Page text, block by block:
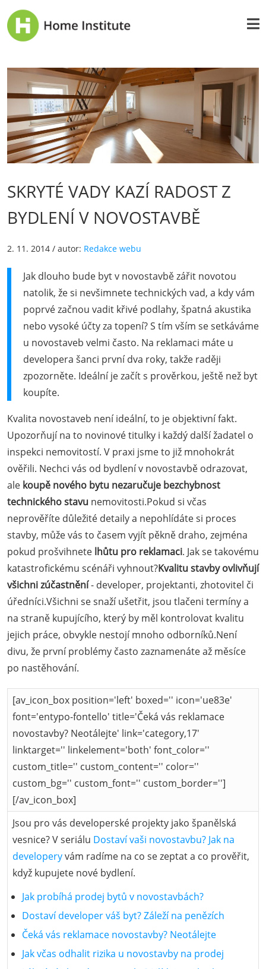
SKRYTÉ VADY KAZÍ RADOST Z
BYDLENÍ V NOVOSTAVBĚ
2. 11. 2014 / autor: Redakce webu
Jak dlouho bude byt v novostavbě zářit novotou
natolik, že si nevšimnete technických vad, a kdy vám
poprvé začnou vadit křivé podlahy, špatná akustika
nebo vysoké účty za topení? S tím vším se setkáváme
u novostaveb velmi často. Na reklamaci máte u
developera šanci první dva roky, takže raději
zpozorněte. Ideální je začít s prověrkou, ještě než byt
koupíte.
Kvalita novostaveb není ideální, to je objektivní fakt.
Upozorňují na to novinové titulky i každý další žadatel o
inspekci nemovitostí. V praxi jsme to již mnohokrát
ověřili. Nechci vás od bydlení v novostavbě odrazovat,
ale koupě nového bytu nezaručuje bezchybnost
technického stavu nemovitosti.Pokud si včas
neprověříte důležité detaily a nepohlídáte si proces
stavby, může vás to časem vyjít pěkně draho, zejména
pokud prošvihnete lhůtu pro reklamaci. Jak se takovému
katastrofickému scénáři vyhnout?Kvalitu stavby ovlivňují
všichni zúčastnění- developer, projektanti, zhotovitel či
úředníci.Všichni se snaží ušetřit, jsou tlačeni termíny a
na straně kupujícího, který by měl kontrolovat kvalitu
jejich práce, obvykle nestojí mnoho odborníků.Není
divu, že první problémy často zaznamenáte až měsíce
po nastěhování.
[av_icon_box position='left' boxed='' icon='ue83e'
font='entypo-fontello' title='Čeká vás reklamace
novostavby? Neotálejte' link='category,17'
linktarget='' linkelement='both' font_color=''
custom_title='' custom_content='' color=''
custom_bg='' custom_font='' custom_border='']
[/av_icon_box]
Jsou pro vás developerské projekty jako španělská
vesnice? V seriálu Dostaví vaši novostavbu? Jak na
developeryvám radíme na co se zeptat a co prověřit,
když kupujete nové bydlení.
Jak probíhá prodej bytů v novostavbách?
Dostaví developer váš byt? Záleží na penězích
Čeká vás reklamace novostavby? Neotálejte
Jak včas odhalit rizika u novostavby na prodej